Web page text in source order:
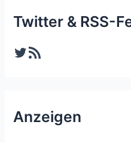
Twitter & RSS-
Twitter RSS-Feed
Anzeigen